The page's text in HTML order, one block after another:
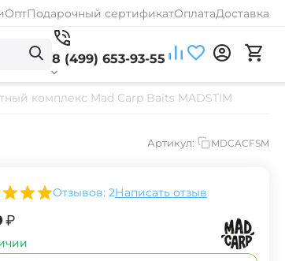
ОптПодарочный сертификатОплатаДоставка
8 (499) 653-93-55
комплекс Mad Carp Baits MADSTIM
Артикул: MDCACFSM
Отзывов: 2Написать отзыв
₽